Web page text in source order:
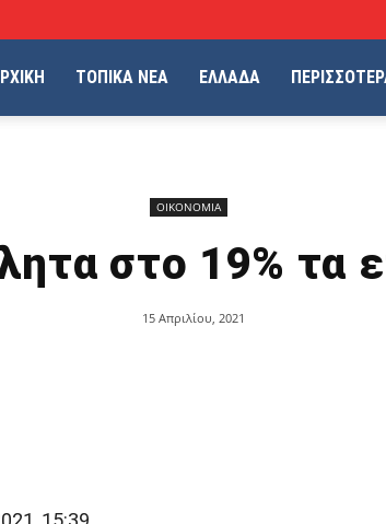
ΤΟΠΙΚΑ ΝΕΑ ΕΛΛΑΔΑ
ΟΙΚΟΝΟΜΙΑ
στο 19% τα
15 Απριλίου, 2021